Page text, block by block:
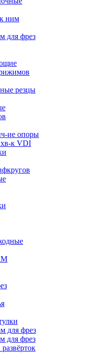
ним
для фрез
резцы
ие опоры
хв-к VDI
для фрез
для фрез